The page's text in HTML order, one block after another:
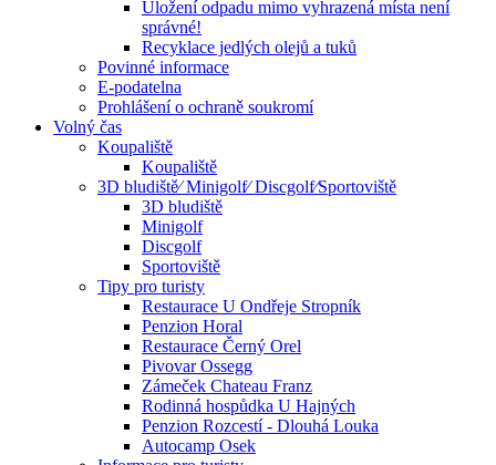
Uložení odpadu mimo vyhrazená místa není
správné!
Recyklace jedlých olejů a tuků
Povinné informace
E-podatelna
Prohlášení o ochraně soukromí
Volný čas
Koupaliště
Koupaliště
3D bludiště⁄ Minigolf⁄ Discgolf⁄Sportoviště
3D bludiště
Minigolf
Discgolf
Sportoviště
Tipy pro turisty
Restaurace U Ondřeje Stropník
Penzion Horal
Restaurace Černý Orel
Pivovar Ossegg
Zámeček Chateau Franz
Rodinná hospůdka U Hajných
Penzion Rozcestí - Dlouhá Louka
Autocamp Osek